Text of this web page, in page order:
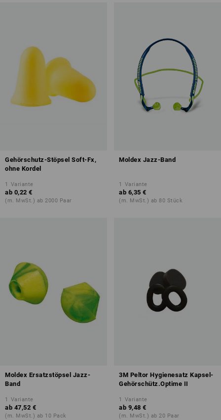
Gehörschutz-Stöpsel Soft-Fx,
ohne Kordel
1 Variante
ab 0,22 €
(m. MwSt.) ab 2000 Paar
Moldex Jazz-Band
1 Variante
ab 6,35 €
(m. MwSt.) ab 80 Stück
Moldex Ersatzstöpsel Jazz-
Band
1 Variante
ab 47,52 €
(m. MwSt.) ab 10 Pack
3M Peltor Hygienesatz Kapsel-
Gehörschütz.Optime II
1 Variante
ab 9,48 €
(m. MwSt.) ab 20 Paar